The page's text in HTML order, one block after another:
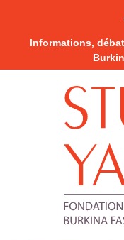
Informations,